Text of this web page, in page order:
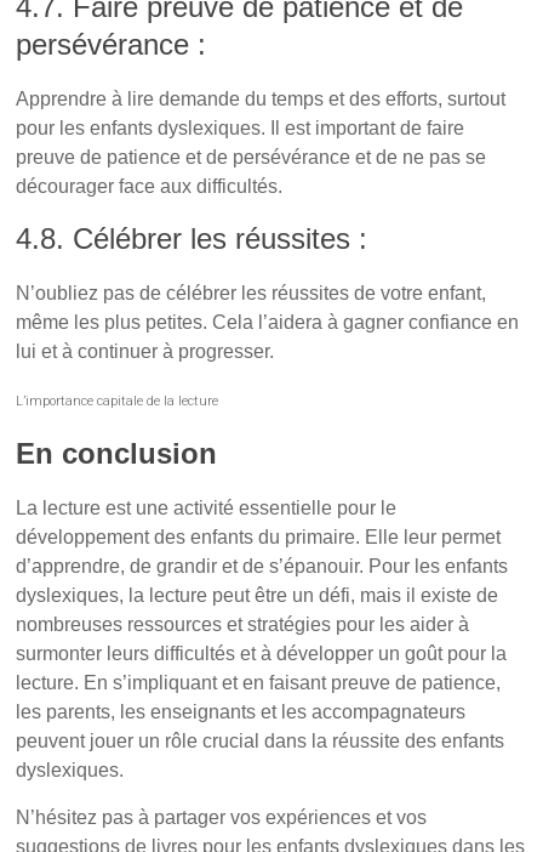
4.7. Faire preuve de patience et de
persévérance :
Apprendre à lire demande du temps et des efforts, surtout
pour les enfants dyslexiques. Il est important de faire
preuve de patience et de persévérance et de ne pas se
décourager face aux difficultés.
4.8. Célébrer les réussites :
N’oubliez pas de célébrer les réussites de votre enfant,
même les plus petites. Cela l’aidera à gagner confiance en
lui et à continuer à progresser.
L’importance capitale de la lecture
En conclusion
La lecture est une activité essentielle pour le
développement des enfants du primaire. Elle leur permet
d’apprendre, de grandir et de s’épanouir. Pour les enfants
dyslexiques, la lecture peut être un défi, mais il existe de
nombreuses ressources et stratégies pour les aider à
surmonter leurs difficultés et à développer un goût pour la
lecture. En s’impliquant et en faisant preuve de patience,
les parents, les enseignants et les accompagnateurs
peuvent jouer un rôle crucial dans la réussite des enfants
dyslexiques.
N’hésitez pas à partager vos expériences et vos
suggestions de livres pour les enfants dyslexiques dans les